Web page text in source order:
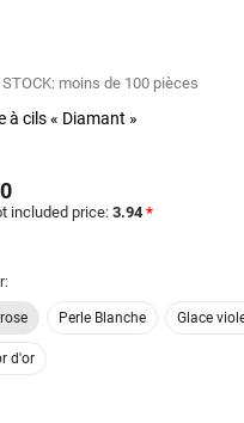
STOCK: moins de 100 pièces
à cils « Diamant »
included price: 3.94 *
Perle Blanche Glace
d'or